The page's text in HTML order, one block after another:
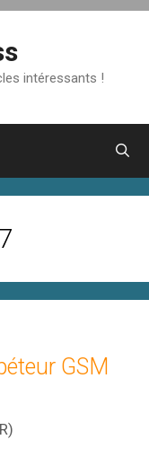
intéressants !
GSM